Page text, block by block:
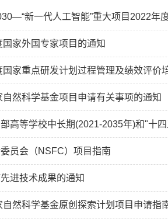
新一代人工智能”重大项目2022年
家外国专家项目的通知
家重点研发计划过程管理及绩效评价
然科学基金项目申请有关事项的通知
高等学校中长期(2021-2035年)和"十
员会（NSFC）项目指南
进技术成果的通知
然科学基金原创探索计划项目申请指